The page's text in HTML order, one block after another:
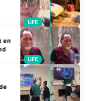
LIFE
LIFE
en